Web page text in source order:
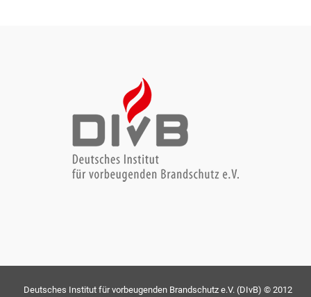
Deutsches Institut für vorbeugenden Brandschutz e.V. (DIvB) © 2012